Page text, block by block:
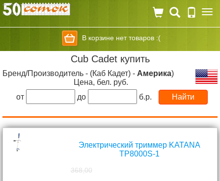
В корзине нет товаров :(
Cub Cadet купить
Бренд/Производитель - (Каб Кадет) - Америка)
Цена, бел. руб.
от
до б.р.
Электрический триммер KATANA
TP8000S-1
368,00